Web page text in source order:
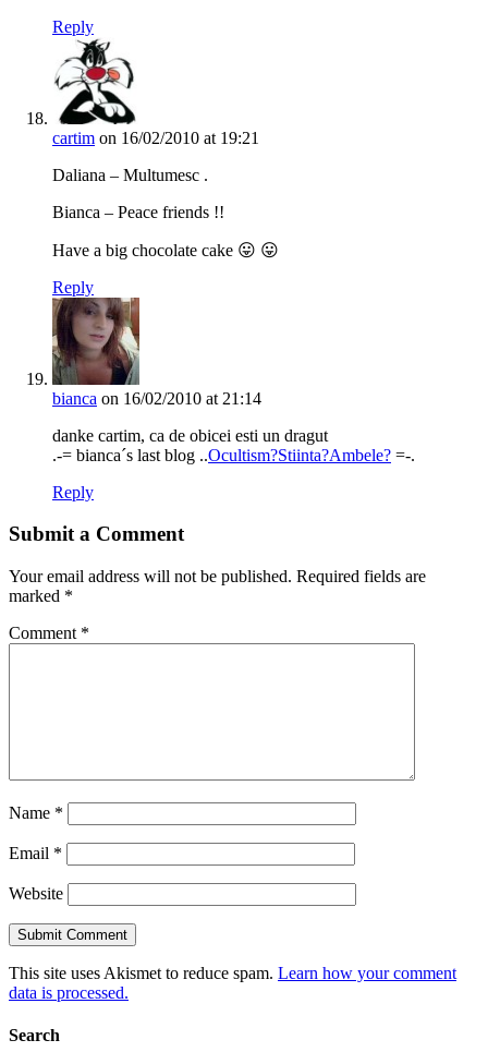
Reply
cartim on 16/02/2010 at 19:21
Daliana – Multumesc .
Bianca – Peace friends !!
Have a big chocolate cake 😛 😛
Reply
bianca on 16/02/2010 at 21:14
danke cartim, ca de obicei esti un dragut
.-= bianca´s last blog ..Ocultism?Stiinta?Ambele? =-.
Reply
Submit a Comment
Your email address will not be published. Required fields are
marked *
Comment *
Name *
Email *
Website
This site uses Akismet to reduce spam. Learn how your comment
data is processed.
Search